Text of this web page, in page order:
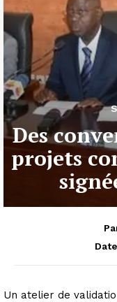
Des
projets
Un atelier de